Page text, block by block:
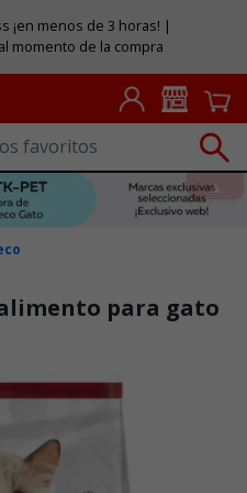
¡en menos de 3 horas! |
momento de la compra
para gato